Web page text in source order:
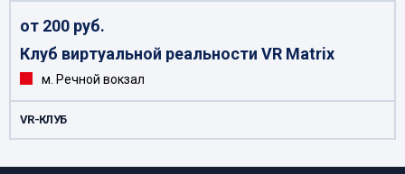
от 200 руб.
Клуб виртуальной реальности VR Matrix
м. Речной вокзал
VR-КЛУБ